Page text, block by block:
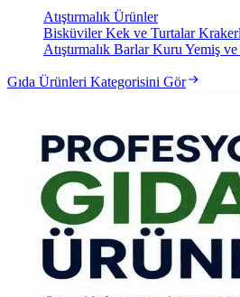
Atıştırmalık Ürünler
BisküvilerKek ve Turtalar
Atıştırmalık BarlarKuru Yemiş
Gıda Ürünleri Kategorisini Gör